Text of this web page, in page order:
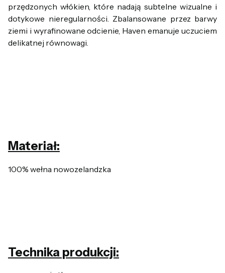
przędzonych włókien, które nadają subtelne wizualne i
dotykowe nieregularności. Zbalansowane przez barwy
ziemi i wyrafinowane odcienie, Haven emanuje uczuciem
delikatnej równowagi.
Materiał:
100% wełna nowozelandzka
Technika produkcji: